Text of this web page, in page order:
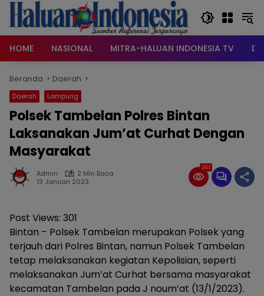
Langsung
konten
HOME
NASIONAL MITRA-HALUAN INDONESIA TV
Beranda Daerah
Daerah Lampung
Polsek Tambelan Polres Bintan
Laksanakan Jum’at Curhat Dengan
Masyarakat
Admin
2 Min Baca
13 Januari 2023
301
Post Views: 301
Bintan – Polsek Tambelan merupakan Polsek yang
terjauh dari Polres Bintan, namun Polsek Tambelan
tetap melaksanakan kegiatan Kepolisian, seperti
melaksanakan Jum’at Curhat bersama masyarakat
kecamatan Tambelan pada J noum’at (13/1/2023).